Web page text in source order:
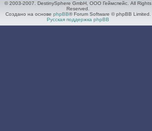
© 2003-2007. DestinySphere GmbH, ООО Геймспейс. All Rights
Reserved.
Создано на основе phpBB® Forum Software © phpBB Limited.
Русская поддержка phpBB